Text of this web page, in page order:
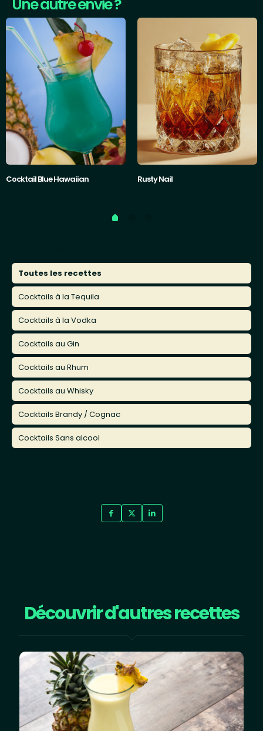
Une autre envie ?
Cocktail Blue Hawaiian Rusty Nail
Toutes les recettes
Cocktails à la Tequila
Cocktails à la Vodka
Cocktails au Gin
Cocktails au Rhum
Cocktails au Whisky
Cocktails Brandy / Cognac
Cocktails Sans alcool
Découvrir d'autres recettes